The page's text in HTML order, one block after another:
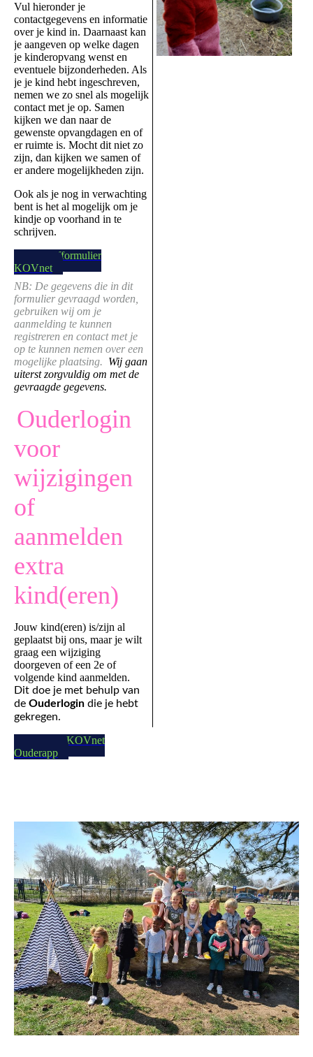
Vul hieronder je
contactgegevens en informatie
over je kind in. Daarnaast kan
je aangeven op welke dagen
je kinderopvang wenst en
eventuele bijzonderheden. Als
je je kind hebt ingeschreven,
nemen we zo snel als mogelijk
contact met je op. Samen
kijken we dan naar de
gewenste opvangdagen en of
er ruimte is. Mocht dit niet zo
zijn, dan kijken we samen of
er andere mogelijkheden zijn.
Ook als je nog in verwachting
bent is het al mogelijk om je
kindje op voorhand in te
schrijven.
Inschrijfformulier
KOVnet
NB: De gegevens die in dit
formulier gevraagd worden,
gebruiken wij om je
aanmelding te kunnen
registreren en contact met je
op te kunnen nemen over een
mogelijke plaatsing. Wij gaan
uiterst zorgvuldig om met de
gevraagde gegevens.
Ouderlogin
voor
wijzigingen
of
aanmelden
extra
kind(eren)
Jouw kind(eren) is/zijn al
geplaatst bij ons, maar je wilt
graag een wijziging
doorgeven of een 2e of
volgende kind aanmelden.
Dit doe je met behulp van
de Ouderlogin die je hebt
gekregen.
Inloggen KOVnet
Ouderapp